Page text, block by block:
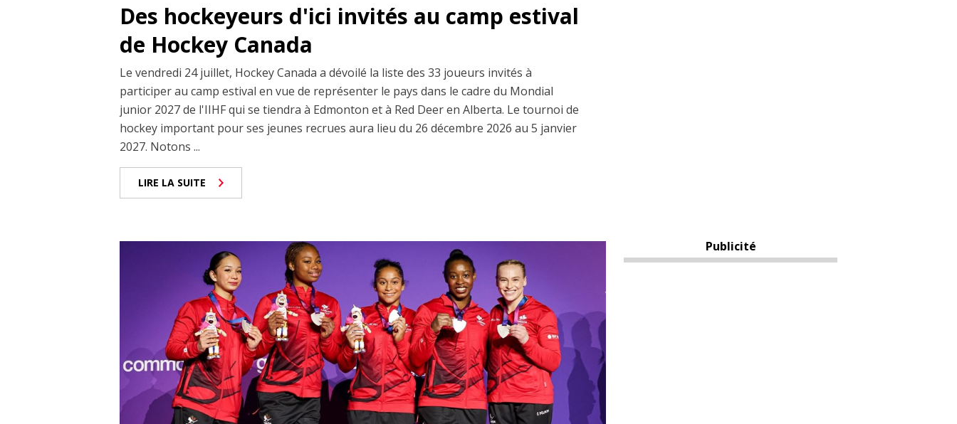
Des hockeyeurs d'ici invités au camp estival
de Hockey Canada
Le vendredi 24 juillet, Hockey Canada a dévoilé la liste des 33 joueurs invités à
participer au camp estival en vue de représenter le pays dans le cadre du Mondial
junior 2027 de l'IIHF qui se tiendra à Edmonton et à Red Deer en Alberta. Le tournoi de
hockey important pour ses jeunes recrues aura lieu du 26 décembre 2026 au 5 janvier
2027. Notons ...
LIRE LA SUITE
Publicité